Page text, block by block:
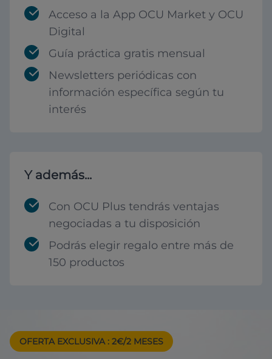
Acceso a la App OCU Market y OCU
Digital
Guía práctica gratis mensual
Newsletters periódicas con
información específica según tu
interés
Y además...
Con OCU Plus tendrás ventajas
negociadas a tu disposición
Podrás elegir regalo entre más de
150 productos
OFERTA EXCLUSIVA : 2€/2 MESES